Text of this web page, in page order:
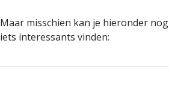
Maar misschien kan je hieronder nog
iets interessants vinden: